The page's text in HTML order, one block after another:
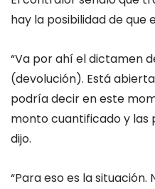
hay la posibilidad de que
“Va por ahí el dictamen
(devolución). Está
podría decir en este
monto cuantificado y las
dijo.
“Para eso es la